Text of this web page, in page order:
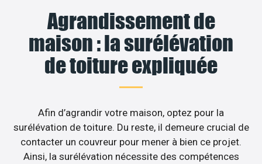
Agrandissement de
maison : la surélévation
de toiture expliquée
Afin d’agrandir votre maison, optez pour la
surélévation de toiture. Du reste, il demeure crucial de
contacter un couvreur pour mener à bien ce projet.
Ainsi, la surélévation nécessite des compétences